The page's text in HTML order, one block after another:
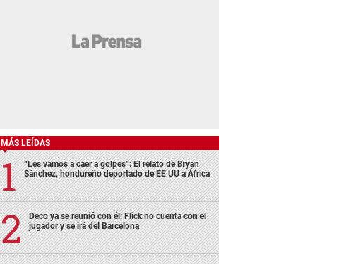
MÁS LEÍDAS
“Les vamos a caer a golpes”: El relato de Bryan
Sánchez, hondureño deportado de EE UU a África
Deco ya se reunió con él: Flick no cuenta con el
jugador y se irá del Barcelona